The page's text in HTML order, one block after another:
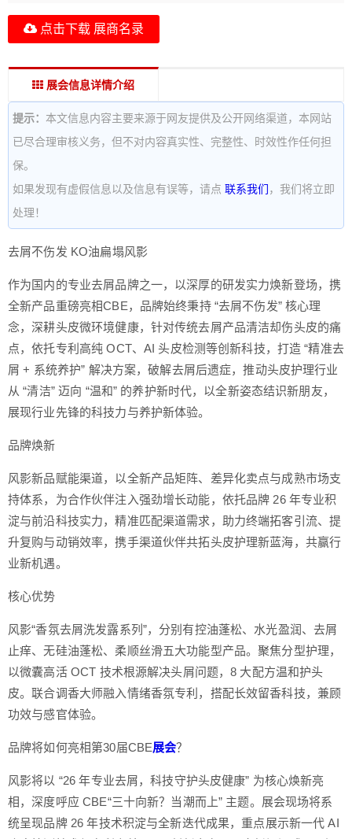
点击下载 展商名录
展会信息详情介绍
提示： 本文信息内容主要来源于网友提供及公开网络渠道，本网站
已尽合理审核义务，但不对内容真实性、完整性、时效性作任何担
保。
如果发现有虚假信息以及信息有误等，请点 联系我们 ，我们将立即
处理！
去屑不伤发 KO油扁塌风影
作为国内的专业去屑品牌之一，以深厚的研发实力焕新登场，携
全新产品重磅亮相CBE，品牌始终秉持 “去屑不伤发” 核心理
念，深耕头皮微环境健康，针对传统去屑产品清洁却伤头皮的痛
点，依托专利高纯 OCT、AI 头皮检测等创新科技，打造 “精准去
屑 + 系统养护” 解决方案，破解去屑后遗症，推动头皮护理行业
从 “清洁” 迈向 “温和” 的养护新时代，以全新姿态结识新朋友，
展现行业先锋的科技力与养护新体验。
品牌焕新
风影新品赋能渠道，以全新产品矩阵、差异化卖点与成熟市场支
持体系，为合作伙伴注入强劲增长动能，依托品牌 26 年专业积
淀与前沿科技实力，精准匹配渠道需求，助力终端拓客引流、提
升复购与动销效率，携手渠道伙伴共拓头皮护理新蓝海，共赢行
业新机遇。
核心优势
风影“香氛去屑洗发露系列”，分别有控油蓬松、水光盈润、去屑
止痒、无硅油蓬松、柔顺丝滑五大功能型产品。聚焦分型护理，
以微囊高活 OCT 技术根源解决头屑问题，8 大配方温和护头
皮。联合调香大师融入情绪香氛专利，搭配长效留香科技，兼顾
功效与感官体验。
品牌将如何亮相第30届CBE展会？
风影将以 “26 年专业去屑，科技守护头皮健康” 为核心焕新亮
相，深度呼应 CBE“三十向新？当潮而上” 主题。展会现场将系
统呈现品牌 26 年技术积淀与全新迭代成果，重点展示新一代 AI